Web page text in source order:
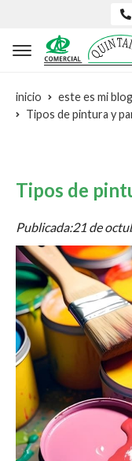
inicio este es mi blog
Tipos de pintura y
Tipos de
Publicada:21 de